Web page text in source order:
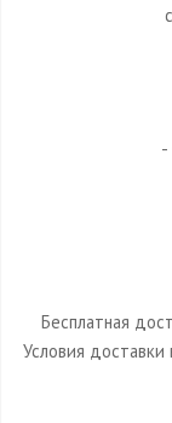
-
Бесплатная
Условия